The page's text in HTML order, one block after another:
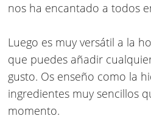
nos ha encantado a todos
Luego es muy versátil a la
que puedes añadir
gusto. Os enseño como la
ingredientes muy sencillos
momento.